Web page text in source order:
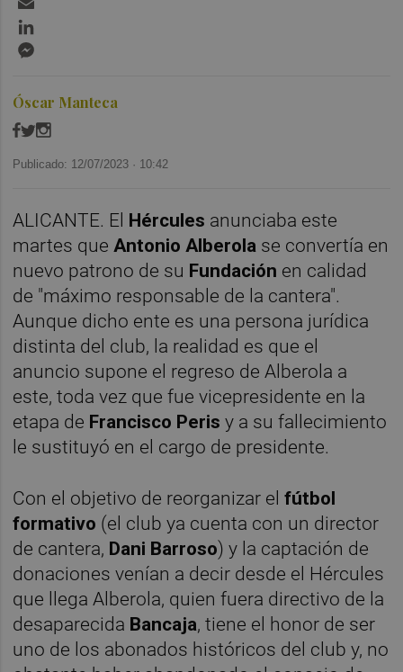
Óscar Manteca
Publicado: 12/07/2023 · 10:42
ALICANTE. El Hércules anunciaba este
martes que Antonio Alberola se convertía en
nuevo patrono de su Fundación en calidad
de "máximo responsable de la cantera".
Aunque dicho ente es una persona jurídica
distinta del club, la realidad es que el
anuncio supone el regreso de Alberola a
este, toda vez que fue vicepresidente en la
etapa de Francisco Peris y a su fallecimiento
le sustituyó en el cargo de presidente.
Con el objetivo de reorganizar el fútbol
formativo (el club ya cuenta con un director
de cantera, Dani Barroso) y la captación de
donaciones venían a decir desde el Hércules
que llega Alberola, quien fuera directivo de la
desaparecida Bancaja, tiene el honor de ser
uno de los abonados históricos del club y, no